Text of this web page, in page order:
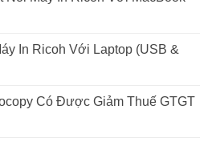
In Ricoh Với Laptop (USB &
Có Được Giảm Thuế GTGT